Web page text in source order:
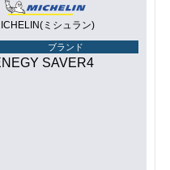
ミシュラン)
ブランド
SAVER4